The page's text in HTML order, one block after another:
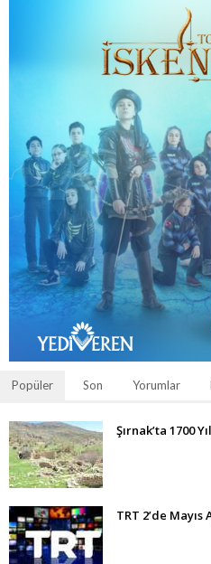
Popüler Son Yorumlar
Şırnak’ta 1700
TRT 2’de